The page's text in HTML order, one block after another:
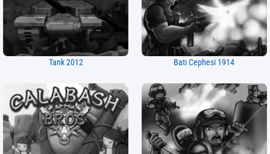
Tank 2012 Batı Cephesi 1914